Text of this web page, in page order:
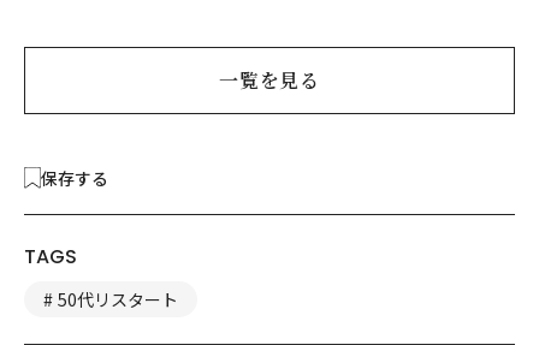
一覧を見る
保存する
TAGS
50代リスタート